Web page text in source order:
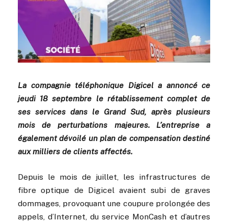
La compagnie téléphonique Digicel a annoncé ce
jeudi 18 septembre le rétablissement complet de
ses services dans le Grand Sud, après plusieurs
mois de perturbations majeures. L’entreprise a
également dévoilé un plan de compensation destiné
aux milliers de clients affectés.
Depuis le mois de juillet, les infrastructures de
fibre optique de Digicel avaient subi de graves
dommages, provoquant une coupure prolongée des
appels, d’Internet, du service MonCash et d’autres